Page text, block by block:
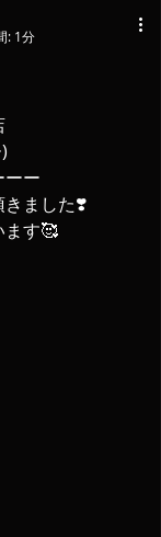
: 1分
ー
きました❣️
ます🥰